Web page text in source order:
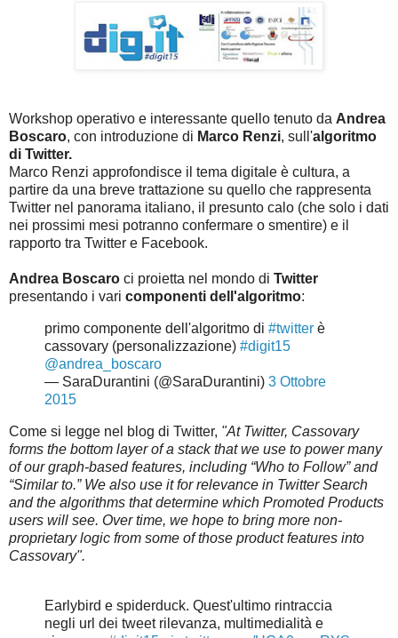
Workshop operativo e interessante quello tenuto da Andrea
Boscaro, con introduzione di Marco Renzi, sull'algoritmo
di Twitter.
Marco Renzi approfondisce il tema digitale è cultura, a
partire da una breve trattazione su quello che rappresenta
Twitter nel panorama italiano, il presunto calo (che solo i dati
nei prossimi mesi potranno confermare o smentire) e il
rapporto tra Twitter e Facebook.
Andrea Boscaro ci proietta nel mondo di Twitter
presentando i vari componenti dell'algoritmo:
primo componente dell'algoritmo di #twitter è
cassovary (personalizzazione) #digit15
@andrea_boscaro
— SaraDurantini (@SaraDurantini) 3 Ottobre
2015
Come si legge nel blog di Twitter, "At Twitter, Cassovary
forms the bottom layer of a stack that we use to power many
of our graph-based features, including “Who to Follow” and
“Similar to.” We also use it for relevance in Twitter Search
and the algorithms that determine which Promoted Products
users will see. Over time, we hope to bring more non-
proprietary logic from some of those product features into
Cassovary".
Earlybird e spiderduck. Quest'ultimo rintraccia
negli url dei tweet rilevanza, multimedialità e